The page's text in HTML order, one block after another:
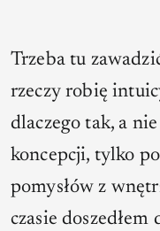
Trzeba tu
rzeczy robię
dlaczego tak, a
koncepcji, tylko
pomysłów z
czasie